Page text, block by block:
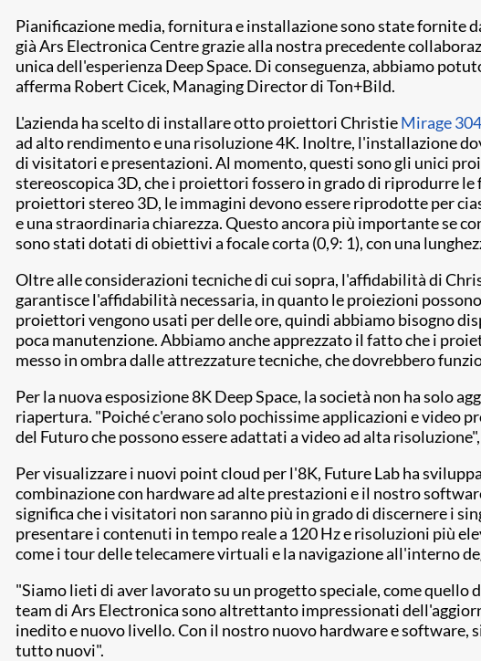
Pianificazione media, fornitura e installazione sono state fornite
già Ars Electronica Centre grazie alla nostra precedente
unica dell'esperienza Deep Space. Di conseguenza, abbiamo
afferma Robert Cicek, Managing Director di Ton+Bild.
L'azienda ha scelto di installare otto proiettori ChristieMirage
ad alto rendimento e una risoluzione 4K. Inoltre, l'installazione
di visitatori e presentazioni. Al momento, questi sono gli unici
stereoscopica 3D, che i proiettori fossero in grado di riprodurre
proiettori stereo 3D, le immagini devono essere riprodotte per
e una straordinaria chiarezza. Questo ancora più importante se
sono stati dotati di obiettivi a focale corta (0,9: 1), con una
Oltre alle considerazioni tecniche di cui sopra, l'affidabilità di
garantisce l'affidabilità necessaria, in quanto le proiezioni
proiettori vengono usati per delle ore, quindi abbiamo bisogno
poca manutenzione. Abbiamo anche apprezzato il fatto che i
messo in ombra dalle attrezzature tecniche, che dovrebbero
Per la nuova esposizione 8K Deep Space, la società non ha solo
riapertura. "Poiché c'erano solo pochissime applicazioni e video
del Futuro che possono essere adattati a video ad alta
Per visualizzare i nuovi point cloud per l'8K, Future Lab ha
combinazione con hardware ad alte prestazioni e il nostro
significa che i visitatori non saranno più in grado di discernere i
presentare i contenuti in tempo reale a 120 Hz e risoluzioni più
come i tour delle telecamere virtuali e la navigazione all'interno
"Siamo lieti di aver lavorato su un progetto speciale, come
team di Ars Electronica sono altrettanto impressionati
inedito e nuovo livello. Con il nostro nuovo hardware e
tutto nuovi".